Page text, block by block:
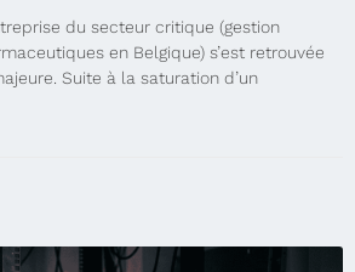
du secteur critique (gestion
en Belgique) s’est retrouvée
Suite à la saturation d’un